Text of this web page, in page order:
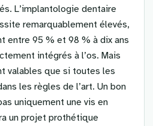
L’implantologie dentaire
remarquablement élevés,
entre 95 % et 98 % à dix ans
intégrés à l’os. Mais
valables que si toutes les
les règles de l’art. Un bon
uniquement une vis en
un projet prothétique